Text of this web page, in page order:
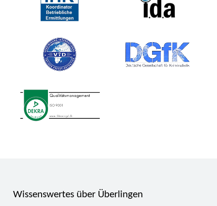
Wissenswertes über Überlingen